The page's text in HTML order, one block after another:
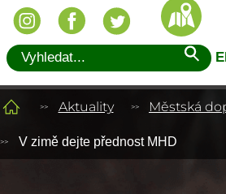
Aktuality Městská
V zimě dejte přednost MHD